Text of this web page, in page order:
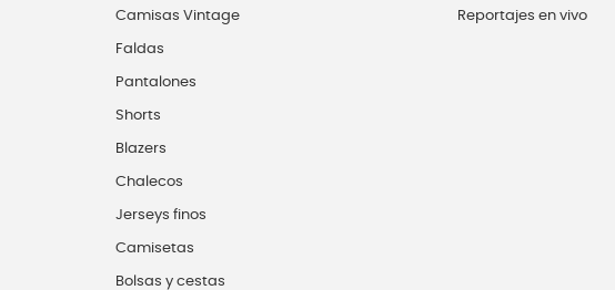
Camisas Vintage
Faldas
Pantalones
Shorts
Blazers
Chalecos
Jerseys finos
Camisetas
Bolsas y cestas
Reportajes en vivo